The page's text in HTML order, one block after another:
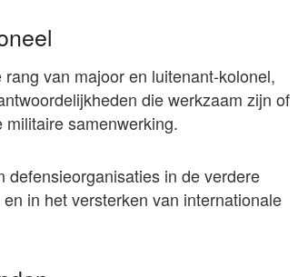
van majoor en luitenant-kolonel,
die werkzaam zijn of
samenwerking.
defensieorganisaties in de verdere
in het versterken van internationale